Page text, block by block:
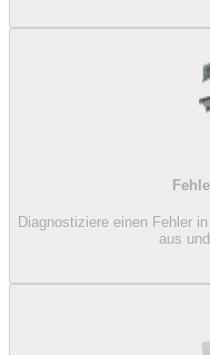
Diagnostiziere einen Fehler
aus